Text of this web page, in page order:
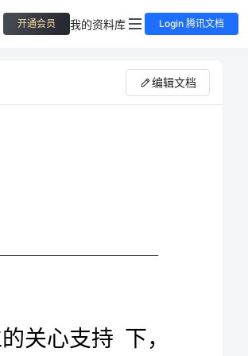
开通会员 我的资料库 Login 腾讯文档
编辑文档